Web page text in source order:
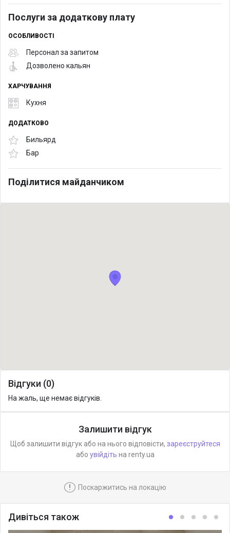
Послуги за додаткову плату
ОСОБЛИВОСТІ
Персонал за запитом
Дозволено кальян
ХАРЧУВАННЯ
Кухня
ДОДАТКОВО
Бильярд
Бар
Поділитися майданчиком
Відгуки (0)
На жаль, ще немає відгуків.
Залишити відгук
Щоб залишити відгук або на нього відповісти, зареєструйтеся
або увійдіть на renty.ua
! Поскаржитись на локацію
Дивіться також